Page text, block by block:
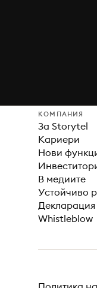
КОМПАНИЯ
За Storytel
Кариери
Нови
В медиите
Устойчиво
Декларация
Whistleblow